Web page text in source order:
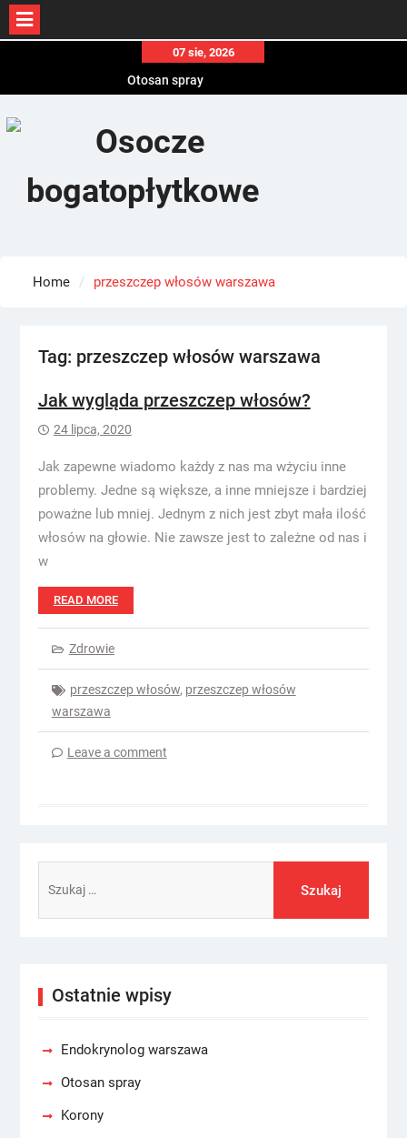
content
07 sie, 2026
Otosan spray
Home przeszczep włosów warszawa
Tag: przeszczep włosów warszawa
Jak wygląda przeszczep włosów?
24 lipca, 2020
Jak zapewne wiadomo każdy z nas ma wżyciu inne
problemy. Jedne są większe, a inne mniejsze i bardziej
poważne lub mniej. Jednym z nich jest zbyt mała ilość
włosów na głowie. Nie zawsze jest to zależne od nas i
w
READ MORE
Zdrowie
przeszczep włosów, przeszczep włosów
warszawa
Leave a comment
Ostatnie wpisy
Endokrynolog warszawa
Otosan spray
Korony